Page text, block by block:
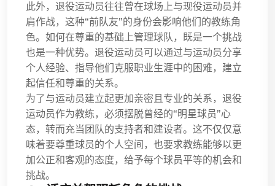
此外，退役运动员往往曾在球场上与现役运动员并
肩作战，这种“前队友”的身份会影响他们的教练角
色。如何在尊重的基础上管理球队，既是一个挑战
也是一种优势。退役运动员可以通过与运动员分享
个人经验、指导他们克服职业生涯中的困难，建立
起信任和尊重的关系。
为了与运动员建立起更加亲密且专业的关系，退役
运动员作为教练，必须摆脱曾经的“明星球员”心
态，转而充当团队的支持者和建设者。这不仅仅意
味着要尊重球员的个人空间，也要求教练能够以更
加公正和客观的态度，给予每个球员平等的机会和
挑战。